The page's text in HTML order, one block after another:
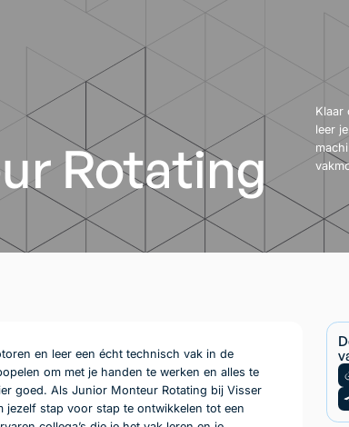
Rotating
Klaar
leer
en leer een écht technisch vak in de
om met je handen te werken en alles te
goed. Als Junior Monteur Rotating bij Visser
stap voor stap te ontwikkelen tot een